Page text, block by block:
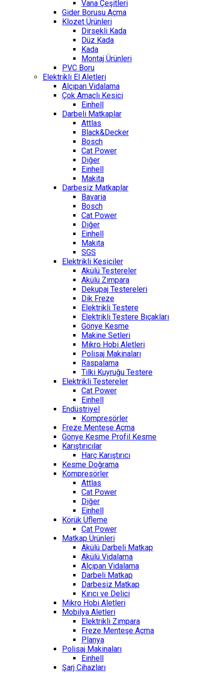
Vana Çeşitleri
Gider Borusu Açma
Klozet Ürünleri
Dirsekli Kada
Düz Kada
Kada
Montaj Ürünleri
PVC Boru
Elektrikli El Aletleri
Alçıpan Vidalama
Çok Amaçlı Kesici
Einhell
Darbeli Matkaplar
Attlas
Black&Decker
Bosch
Cat Power
Diğer
Einhell
Makita
Darbesiz Matkaplar
Bavaria
Bosch
Cat Power
Diğer
Einhell
Makita
SGS
Elektrikli Kesiciler
Akülü Testereler
Akülü Zımpara
Dekupaj Testereleri
Dik Freze
Elektrikli Testere
Elektrikli Testere Bıçakları
Gönye Kesme
Makine Setleri
Mikro Hobi Aletleri
Polisaj Makinaları
Raspalama
Tilki Kuyruğu Testere
Elektrikli Testereler
Cat Power
Einhell
Endüstriyel
Kompresörler
Freze Menteşe Açma
Gönye Kesme Profil Kesme
Karıştırıcılar
Harç Karıştırıcı
Kesme Doğrama
Kompresörler
Attlas
Cat Power
Diğer
Einhell
Körük Üfleme
Cat Power
Matkap Ürünleri
Akülü Darbeli Matkap
Akülü Vidalama
Alçıpan Vidalama
Darbeli Matkap
Darbesiz Matkap
Kırıcı ve Delici
Mikro Hobi Aletleri
Mobilya Aletleri
Elektrikli Zımpara
Freze Menteşe Açma
Planya
Polisaj Makinaları
Einhell
Şarj Cihazları